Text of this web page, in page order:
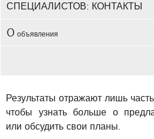
СПЕЦИАЛИСТОВ: КОНТАКТЫ
0 объявления
Результаты отражают лишь
чтобы узнать больше о
или обсудить свои планы.